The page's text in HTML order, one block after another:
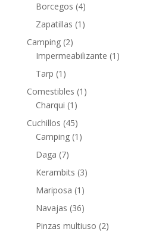
Borcegos (4)
Zapatillas (1)
Camping (2)
Impermeabilizante (1)
Tarp (1)
Comestibles (1)
Charqui (1)
Cuchillos (45)
Camping (1)
Daga (7)
Kerambits (3)
Mariposa (1)
Navajas (36)
Pinzas multiuso (2)